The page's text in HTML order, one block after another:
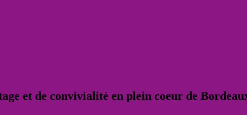
et de convivialité en plein coeur de